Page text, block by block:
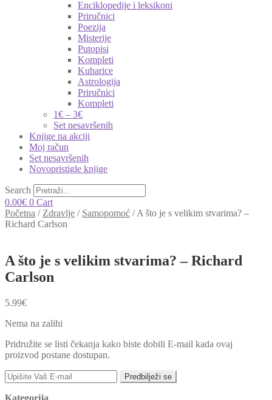
Enciklopedije i leksikoni
Priručnici
Poezija
Misterije
Putopisi
Kompleti
Kuharice
Astrologija
Priručnici
Kompleti
1€ – 3€
Set nesavršenih
Knjige na akciji
Moj račun
Set nesavršenih
Novopristigle knjige
Search
0.00€ 0 Cart
Početna / Zdravlje / Samopomoć /A što je s velikim stvarima? –
Richard Carlson
A što je s velikim stvarima? – Richard
Carlson
5.99€
Nema na zalihi
Pridružite se listi čekanja kako biste dobili E-mail kada ovaj
proizvod postane dostupan.
Predbilježi se
Kategorija